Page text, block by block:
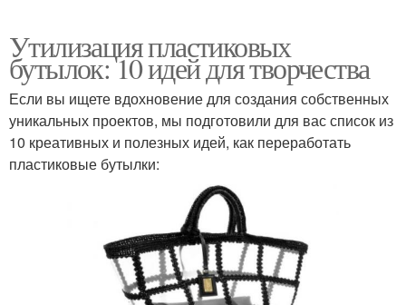
Утилизация пластиковых
бутылок: 10 идей для творчества
Если вы ищете вдохновение для создания собственных
уникальных проектов, мы подготовили для вас список из
10 креативных и полезных идей, как переработать
пластиковые бутылки: